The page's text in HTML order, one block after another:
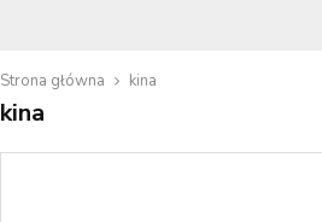
Strona główna kina
kina